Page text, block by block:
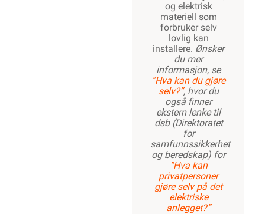
og elektrisk
materiell som
forbruker selv
lovlig kan
installere. Ønsker
du mer
informasjon, se
”Hva kan du gjøre
selv?”, hvor du
også finner
ekstern lenke til
dsb (Direktoratet
for
samfunnssikkerhet
og beredskap) for
“Hva kan
privatpersoner
gjøre selv på det
elektriske
anlegget?”